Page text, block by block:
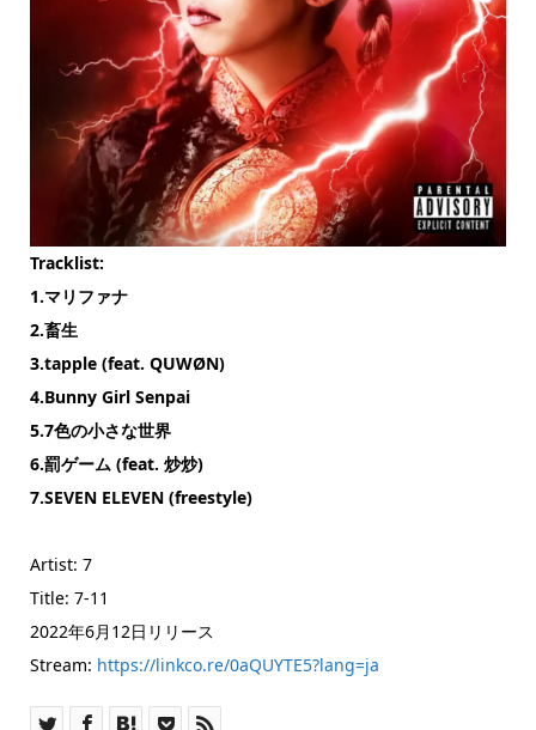
Tracklist:
1.マリファナ
2.畜生
3.tapple (feat. QUWØN)
4.Bunny Girl Senpai
5.7色の小さな世界
6.罰ゲーム (feat. 炒炒)
7.SEVEN ELEVEN (freestyle)
Artist: 7
Title: 7-11
2022年6月12日リリース
Stream: https://linkco.re/0aQUYTE5?lang=ja